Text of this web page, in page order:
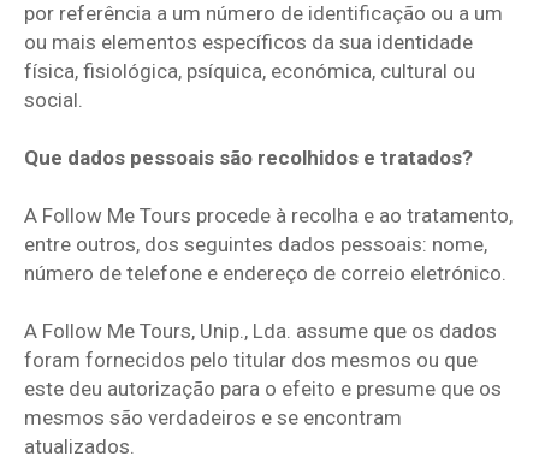
por referência a um número de identificação ou a um
ou mais elementos específicos da sua identidade
física, fisiológica, psíquica, económica, cultural ou
social.
Que dados pessoais são recolhidos e tratados?
A Follow Me Tours procede à recolha e ao tratamento,
entre outros, dos seguintes dados pessoais: nome,
número de telefone e endereço de correio eletrónico.
A Follow Me Tours, Unip., Lda. assume que os dados
foram fornecidos pelo titular dos mesmos ou que
este deu autorização para o efeito e presume que os
mesmos são verdadeiros e se encontram
atualizados.